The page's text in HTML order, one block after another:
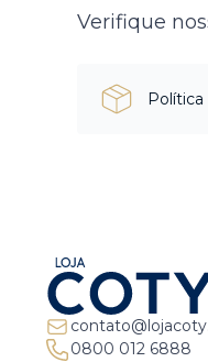
Verifique
0800 012 6888